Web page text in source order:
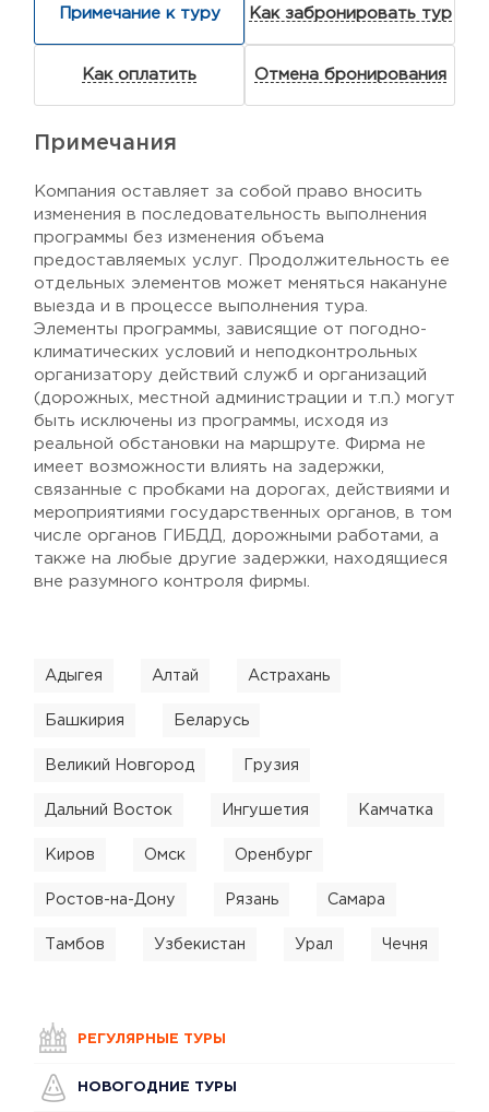
Примечание к туру Как забронировать тур
Как оплатить Отмена бронирования
Примечания
Компания оставляет за собой право вносить
изменения в последовательность выполнения
программы без изменения объема
предоставляемых услуг. Продолжительность ее
отдельных элементов может меняться накануне
выезда и в процессе выполнения тура.
Элементы программы, зависящие от погодно-
климатических условий и неподконтрольных
организатору действий служб и организаций
(дорожных, местной администрации и т.п.) могут
быть исключены из программы, исходя из
реальной обстановки на маршруте. Фирма не
имеет возможности влиять на задержки,
связанные с пробками на дорогах, действиями и
мероприятиями государственных органов, в том
числе органов ГИБДД, дорожными работами, а
также на любые другие задержки, находящиеся
вне разумного контроля фирмы.
Адыгея Алтай Астрахань
Башкирия Беларусь
Великий Новгород Грузия
Дальний Восток Ингушетия Камчатка
Киров Омск Оренбург
Ростов-на-Дону Рязань Самара
Тамбов Узбекистан Урал Чечня
РЕГУЛЯРНЫЕ ТУРЫ
НОВОГОДНИЕ ТУРЫ